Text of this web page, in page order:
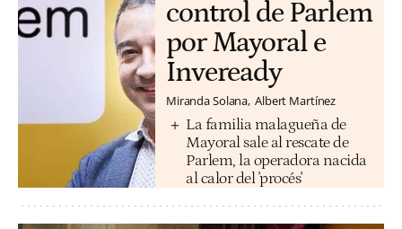
control de Parlem
por Mayoral e
Inveready
Miranda Solana Albert Martínez
La familia malagueña de
Mayoral sale al rescate de
Parlem, la operadora nacida
al calor del 'procés'